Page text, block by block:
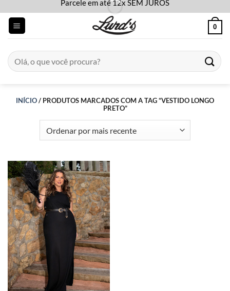
content
Parcele em até 12x SEM JUROS
0
Pesquisar
por:
INÍCIO/ PRODUTOS MARCADOS COM A TAG “VESTIDO LONGO
PRETO”